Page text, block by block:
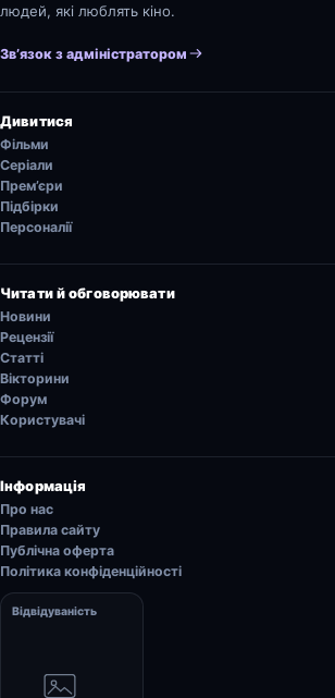
людей, які люблять кіно.
Зв’язок з адміністратором
Дивитися
Фільми
Серіали
Прем’єри
Підбірки
Персоналії
Читати й обговорювати
Новини
Рецензії
Статті
Вікторини
Форум
Користувачі
Інформація
Про нас
Правила сайту
Публічна оферта
Політика конфіденційності
Відвідуваність